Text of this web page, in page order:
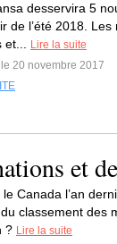
desservira 5
de l’été 2018.
et...
Lire la suite
20 novembre 2017
et
le Canada l’an
classement des
? Lire la suite